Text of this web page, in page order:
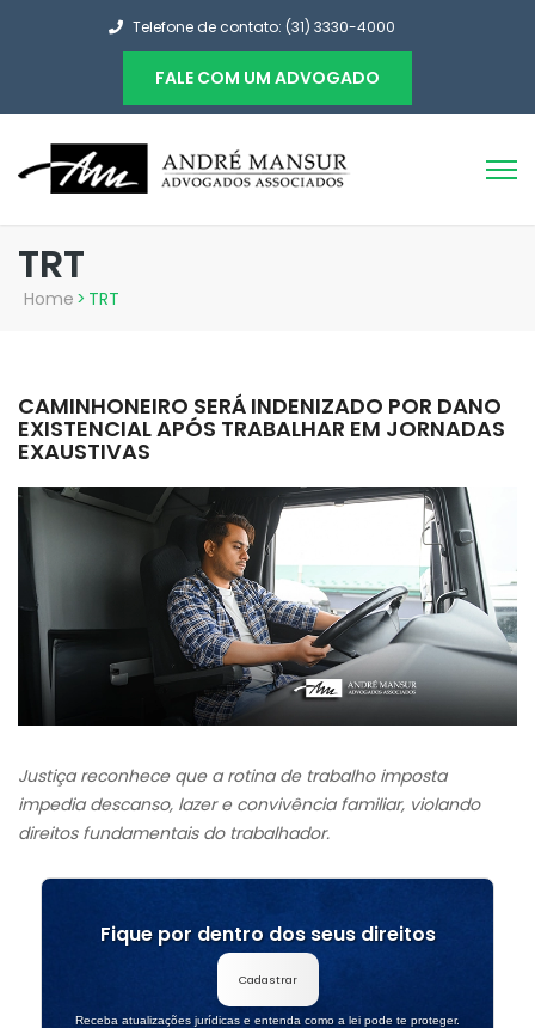
Telefone de contato: (31) 3330-4000
FALE COM UM ADVOGADO
TRT
Home > TRT
CAMINHONEIRO SERÁ INDENIZADO POR DANO
EXISTENCIAL APÓS TRABALHAR EM JORNADAS
EXAUSTIVAS
Justiça reconhece que a rotina de trabalho imposta
impedia descanso, lazer e convivência familiar, violando
direitos fundamentais do trabalhador.
Fique por dentro dos seus direitos
Cadastrar
Receba atualizações jurídicas e entenda como a lei pode te proteger.